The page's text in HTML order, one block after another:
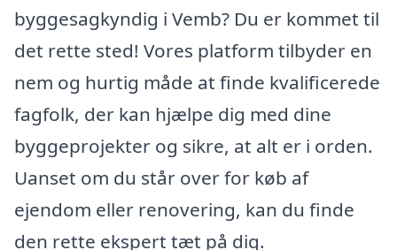
byggesagkyndig i Vemb? Du er kommet til
det rette sted! Vores platform tilbyder en
nem og hurtig måde at finde kvalificerede
fagfolk, der kan hjælpe dig med dine
byggeprojekter og sikre, at alt er i orden.
Uanset om du står over for køb af
ejendom eller renovering, kan du finde
den rette ekspert tæt på dig.